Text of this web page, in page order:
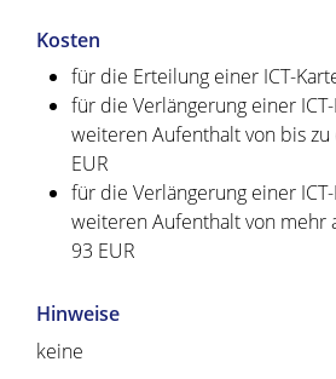
Kosten
für die Erteilung einer ICT-
für die Verlängerung einer
weiteren Aufenthalt von bis
EUR
für die Verlängerung einer
weiteren Aufenthalt von mehr
93 EUR
Hinweise
keine